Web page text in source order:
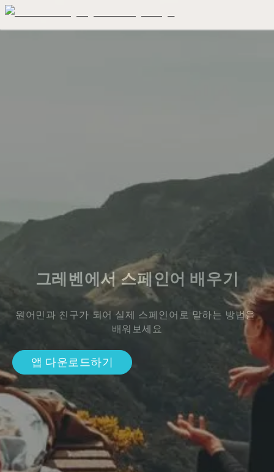
그레벤에서 스페인어 배우기
원어민과 친구가 되어 실제 스페인어로 말하는 방법을
배워보세요
앱 다운로드하기